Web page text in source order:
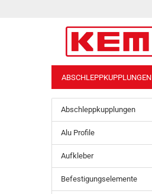
ABSCHLEPPKUPPLUNGEN
Abschleppkupplungen
Alu Profile
Aufkleber
Befestigungselemente